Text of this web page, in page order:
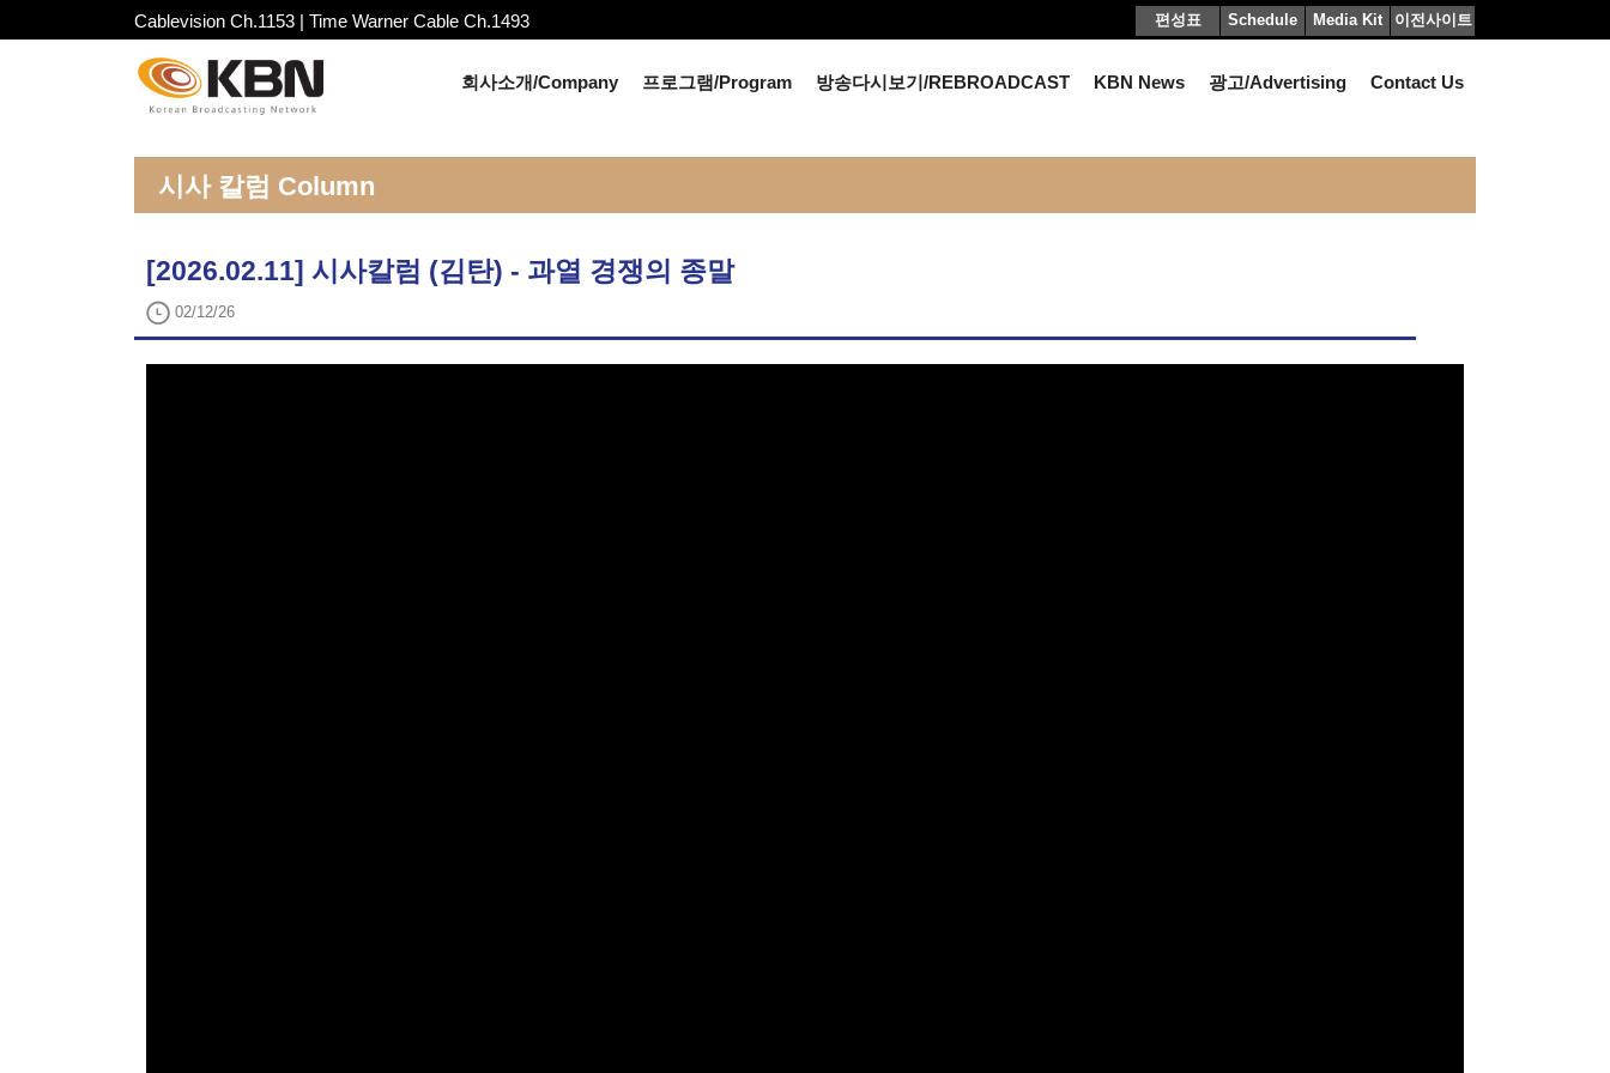
Cablevision Ch.1153 | Time Warner Cable Ch.1493 편성표 Schedule Media Kit 이전사이트
회사소개/Company 프로그램/Program 방송다시보기/REBROADCAST KBN News 광고/Advertising Contact Us
시사 칼럼 Column
[2026.02.11] 시사칼럼 (김탄) - 과열 경쟁의 종말
02/12/26